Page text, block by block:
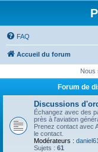
FAQ
Accueil du forum
Nous
Forum de
Discussions
Échangez avec des
près à l'aviation
Prenez contact avec
le contact.
Modérateurs : daniel61
Sujets : 61